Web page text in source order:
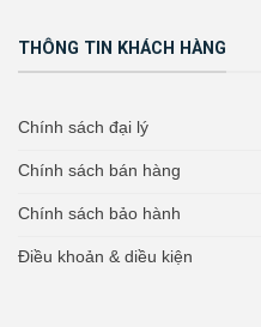
THÔNG TIN KHÁCH HÀNG
Chính sách đại lý
Chính sách bán hàng
Chính sách bảo hành
Điều khoản & diều kiện